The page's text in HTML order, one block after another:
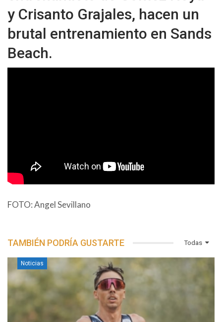
y Crisanto Grajales, hacen un
brutal entrenamiento en Sands
Beach.
FOTO: Angel Sevillano
Todas
TAMBIÉN PODRÍA GUSTARTE
Noticias